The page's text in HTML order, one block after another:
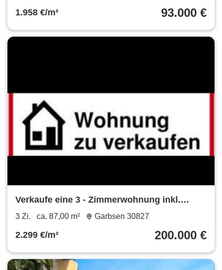
1.958 €/m² 93.000 €
Verkaufe eine 3 - Zimmerwohnung inkl.
Garage
3 Zi. ca. 87,00 m² Garbsen 30827
2.299 €/m² 200.000 €